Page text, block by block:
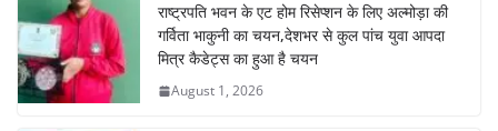
o
o
k
p
p
m n
राष्ट्रपति भवन के एट होम रिसेप्शन के लिए अल्मोड़ा की
गर्विता भाकुनी का चयन,देशभर से कुल पांच युवा आपदा
मित्र कैडेट्स का हुआ है चयन
August 1, 2026